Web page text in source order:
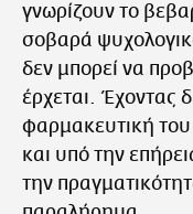
γνωρίζουν το
σοβαρά
δεν μπορεί να
έρχεται. Έχοντας
φαρμακευτική
και υπό την
την